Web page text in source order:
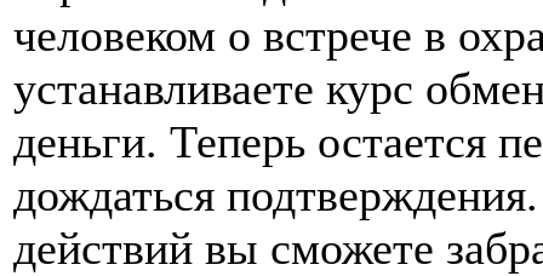
человеком о встрече в
устанавливаете курс
деньги. Теперь остается
дождаться
действий вы сможете